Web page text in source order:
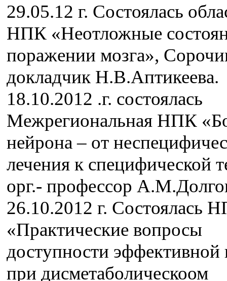
29.05.12 г. Состоялась
НПК «Неотложные
поражении мозга»,
докладчик Н.В.Аптикеева.
18.10.2012 .г. состоялась
Межрегиональная НПК
нейрона – от
лечения к специфической
орг.- профессор
26.10.2012 г. Состоялась
«Практические вопросы
доступности
при дисметаболическоом